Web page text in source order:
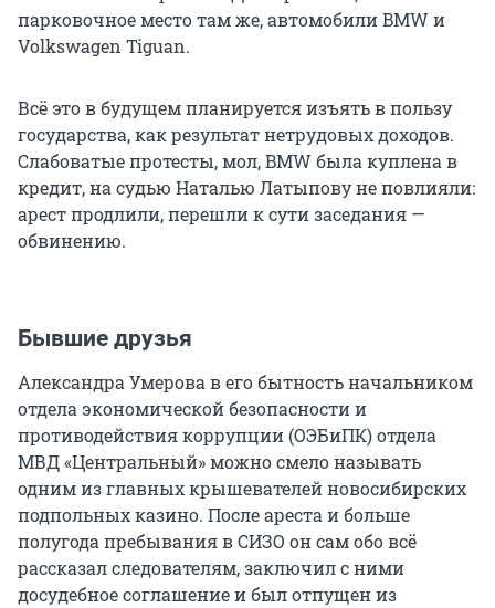
парковочное место там же, автомобили BMW и
Volkswagen Tiguan.
Всё это в будущем планируется изъять в пользу
государства, как результат нетрудовых доходов.
Слабоватые протесты, мол, BMW была куплена в
кредит, на судью Наталью Латыпову не повлияли:
арест продлили, перешли к сути заседания —
обвинению.
Бывшие друзья
Александра Умерова в его бытность начальником
отдела экономической безопасности и
противодействия коррупции (ОЭБиПК) отдела
МВД «Центральный» можно смело называть
одним из главных крышевателей новосибирских
подпольных казино. После ареста и больше
полугода пребывания в СИЗО он сам обо всё
рассказал следователям, заключил с ними
досудебное соглашение и был отпущен из